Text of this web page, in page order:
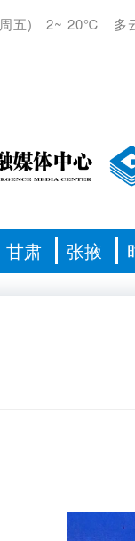
周五) 2~ 20℃ 多
甘肃 张掖